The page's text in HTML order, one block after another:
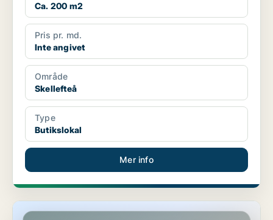
Ca. 200 m2
Pris pr. md.
Inte angivet
Område
Skellefteå
Type
Butikslokal
Mer info
Butikslokal i Umeå